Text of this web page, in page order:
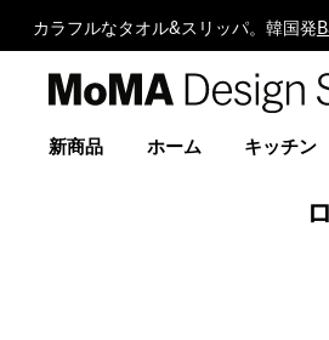
カラフルなタオル&スリッパ。韓国発
新商品 ホーム キッチン